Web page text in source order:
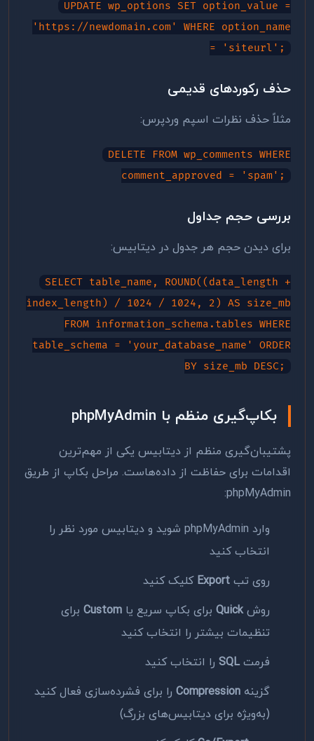
UPDATE wp_options SET option_value =
'https://newdomain.com' WHERE option_name
= 'siteurl';
حذف رکوردهای قدیمی
مثلاً حذف نظرات اسپم وردپرس:
DELETE FROM wp_comments WHERE
comment_approved = 'spam';
بررسی حجم جداول
برای دیدن حجم هر جدول در دیتابیس:
SELECT table_name, ROUND((data_length +
index_length) / 1024 / 1024, 2) AS size_mb
FROM information_schema.tables WHERE
table_schema = 'your_database_name' ORDER
BY size_mb DESC;
بکاپ‌گیری منظم با phpMyAdmin
پشتیبان‌گیری منظم از دیتابیس یکی از مهم‌ترین
اقدامات برای حفاظت از داده‌هاست. مراحل بکاپ از طریق
phpMyAdmin:
وارد phpMyAdmin شوید و دیتابیس مورد نظر را
انتخاب کنید
روی تب Export کلیک کنید
روشQuick برای بکاپ سریع یا Custom برای
تنظیمات بیشتر را انتخاب کنید
فرمتSQL را انتخاب کنید
گزینه Compression را برای فشرده‌سازی فعال کنید
(به‌ویژه برای دیتابیس‌های بزرگ)